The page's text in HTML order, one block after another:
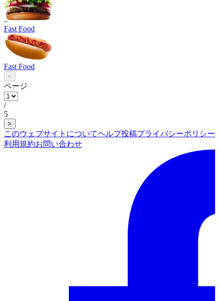
Fast Food
Fast Food
<
ページ
/
5
>
このウェブサイトについてヘルプ投稿プライバシーポリシー
利用規約お問い合わせ